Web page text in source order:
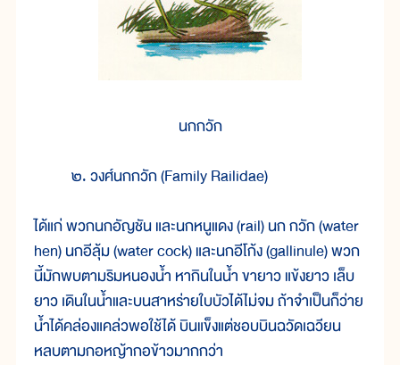
นกกวัก
๒. วงศ์นกกวัก (Family Railidae)
ได้แก่ พวกนกอัญชัน และนกหนูแดง (rail) นก กวัก (water
hen) นกอีลุ้ม (water cock) และนกอีโก้ง (gallinule) พวก
นี้มักพบตามริมหนองน้ำ หากินในน้ำ ขายาว แข้งยาว เล็บ
ยาว เดินในน้ำและบนสาหร่ายใบบัวได้ไม่จม ถ้าจำเป็นก็ว่าย
น้ำได้คล่องแคล่วพอใช้ได้ บินแข็งแต่ชอบบินฉวัดเฉวียน
หลบตามกอหญ้ากอข้าวมากกว่า